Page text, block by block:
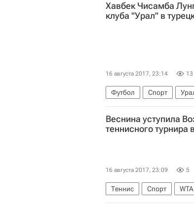
Хавбек Чисамба
клуба "Урал" в
16 августа 2017, 23:14 13
Футбол Спорт
Веснина уступила
теннисного турнира
16 августа 2017, 23:09 5
Теннис Спорт